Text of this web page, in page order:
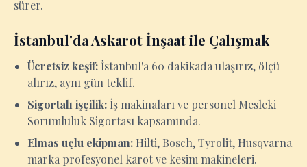
sürer.
İstanbul'da Askarot İnşaat ile Çalışmak
Ücretsiz keşif: İstanbul'a 60 dakikada ulaşırız, ölçü
alırız, aynı gün teklif.
Sigortalı işçilik: İş makinaları ve personel Mesleki
Sorumluluk Sigortası kapsamında.
Elmas uçlu ekipman: Hilti, Bosch, Tyrolit, Husqvarna
marka profesyonel karot ve kesim makineleri.